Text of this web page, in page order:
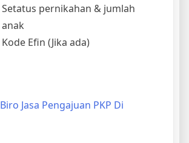
Setatus pernikahan & jumlah
anak
Kode Efin (Jika ada)
Biro Jasa Pengajuan PKP Di